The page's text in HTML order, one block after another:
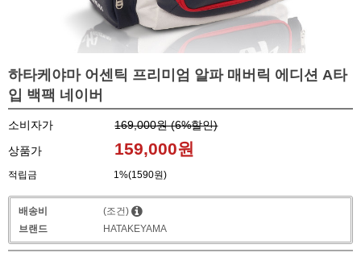
하타케야마 어센틱 프리미엄 알파 매버릭 에디션 A타
입 백팩 네이버
소비자가 169,000원 (6%할인)
상품가
159,000원
적립금 1%(1590원)
배송비
(조건)
브랜드
HATAKEYAMA